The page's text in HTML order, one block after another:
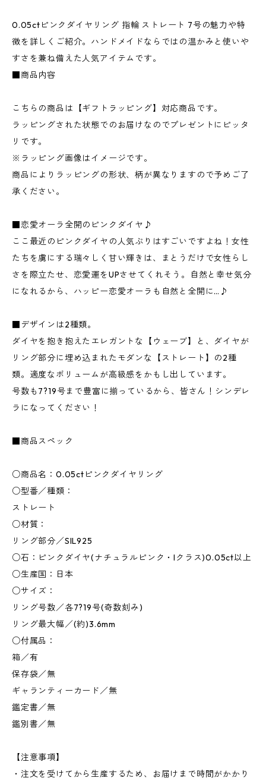
0.05ctピンクダイヤリング 指輪 ストレート 7号の魅力や特
徴を詳しくご紹介。ハンドメイドならではの温かみと使いや
すさを兼ね備えた人気アイテムです。
■商品内容
こちらの商品は【ギフトラッピング】対応商品です。
ラッピングされた状態でのお届けなのでプレゼントにピッタ
リです。
※ラッピング画像はイメージです。
商品によりラッピングの形状、柄が異なりますので予めご了
承ください。
■恋愛オーラ全開のピンクダイヤ♪
ここ最近のピンクダイヤの人気ぶりはすごいですよね！女性
たちを虜にする瑞々しく甘い輝きは、まとうだけで女性らし
さを際立たせ、恋愛運をUPさせてくれそう。自然と幸せ気分
になれるから、ハッピー恋愛オーラも自然と全開に…♪
■デザインは2種類。
ダイヤを抱き抱えたエレガントな【ウェーブ】と、ダイヤが
リング部分に埋め込まれたモダンな【ストレート】の2種
類。適度なボリュームが高級感をかもし出しています。
号数も7?19号まで豊富に揃っているから、皆さん！シンデレ
ラになってください！
■商品スペック
○商品名：0.05ctピンクダイヤリング
○型番／種類：
ストレート
○材質：
リング部分／SIL925
○石：ピンクダイヤ(ナチュラルピンク・Iクラス)0.05ct以上
○生産国：日本
○サイズ：
リング号数／各7?19号(奇数刻み)
リング最大幅／(約)3.6mm
○付属品：
箱／有
保存袋／無
ギャランティーカード／無
鑑定書／無
鑑別書／無
【注意事項】
・注文を受けてから生産するため、お届けまで時間がかかり